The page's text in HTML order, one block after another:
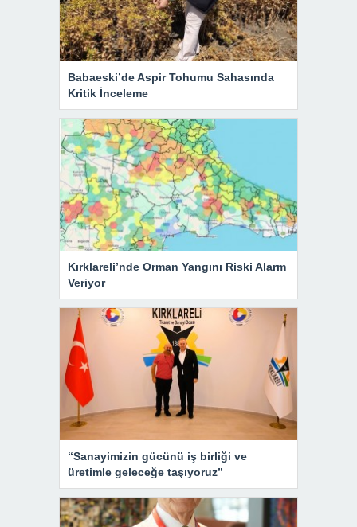
Babaeski’de Aspir Tohumu Sahasında
Kritik İnceleme
Kırklareli’nde Orman Yangını Riski Alarm
Veriyor
“Sanayimizin gücünü iş birliği ve
üretimle geleceğe taşıyoruz”